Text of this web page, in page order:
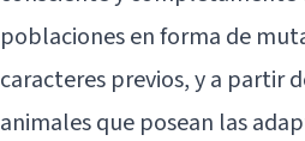
poblaciones en forma de
caracteres previos, y a partir
animales que posean las